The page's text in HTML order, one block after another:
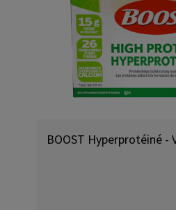
BOOST Hyperprotéiné -